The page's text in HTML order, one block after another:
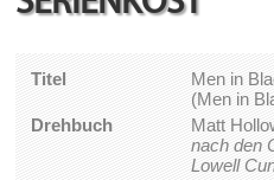
Titel
Men in
(Men in
Drehbuch
Matt
nach den
Lowell